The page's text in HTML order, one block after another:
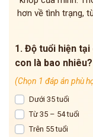
hơn về tình trạng,
1. Độ tuổi hiện tại
con là bao nhiêu?
(Chọn 1 đáp án phù
Dưới 35 tuổi
Từ 35 – 54 tuổi
Trên 55 tuổi